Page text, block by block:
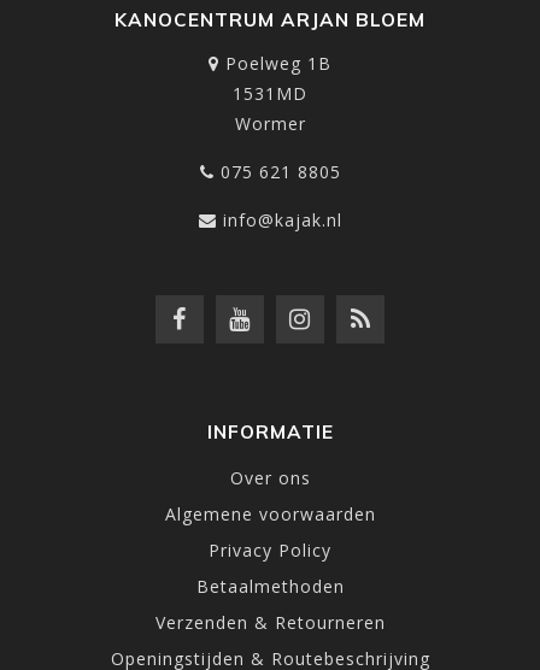
KANOCENTRUM ARJAN BLOEM
Poelweg 1B
1531MD
Wormer
075 621 8805
info@kajak.nl
INFORMATIE
Over ons
Algemene voorwaarden
Privacy Policy
Betaalmethoden
Verzenden & Retourneren
Openingstijden & Routebeschrijving